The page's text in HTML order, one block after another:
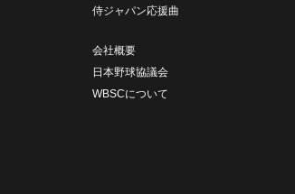
侍ジャパン応援曲
会社概要
日本野球協議会
WBSCについて